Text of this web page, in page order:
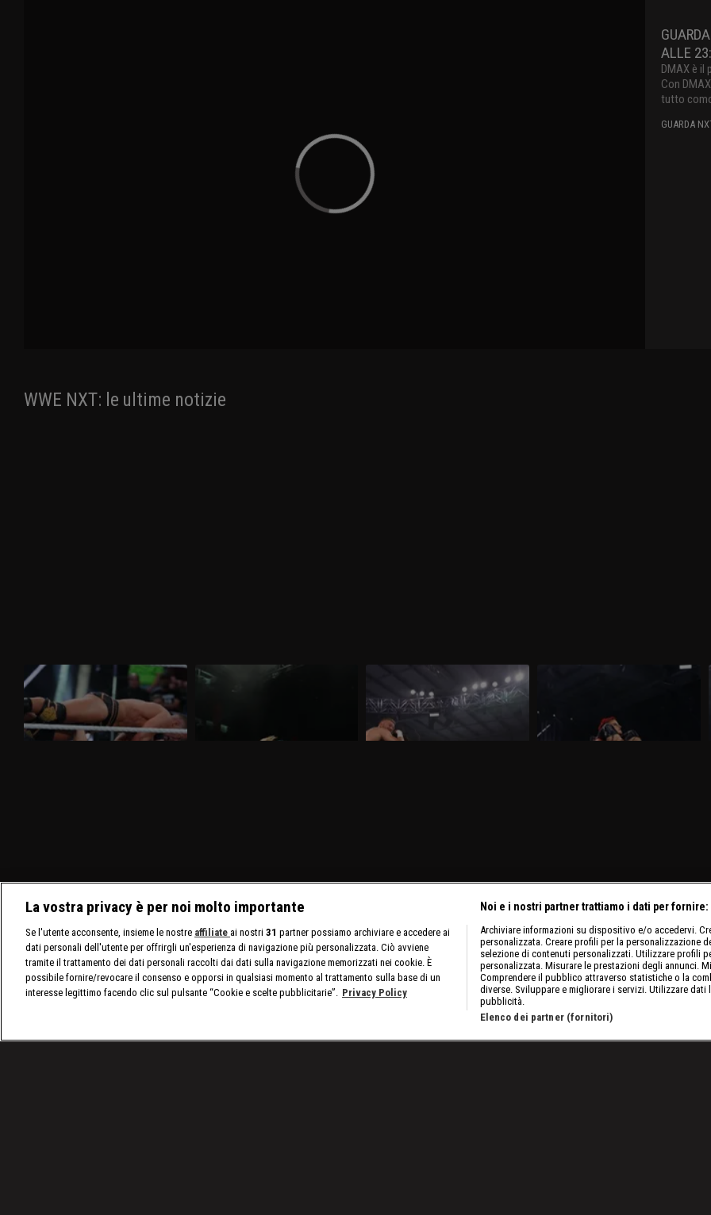
ALLE
DMAX è il
Con
tutto
GUARDA
WWE NXT: le ultime notizie
WWE NXT 24 marzo 2026: Saints e
D'Angelo a confronto
Nella puntata di NXT del 24 marzo,visibile
su discovery+, si affrontano Ricky Saints
e Tony D'Angelo. Gauntlet Match per
stabilire il prossimo avversario di Myles
WWE NXT 17 marzo 2026: tutti i
titoli femminili in palio
Jacy Jayne, Sol Ruca e Zaria per il titolo
assoluto. Tatum Paxley e Izzi Dame si
WWE NXT 10 marzo 2026: i primi
sfidanti per lo Speed
Nella puntata di NXT del 10 marzo,
visibile su discovery+, sono in
programma due N.1 Contender's Match,
per lo Speed Championship maschile e
su discovery+, Zaria sfida Jacy Jayne per
il titolo femminile.
La vostra privacy è per noi molto importante
Se l'utente acconsente, insieme le nostre affiliate ai nostri 31 partner possiamo archiviare e accedere ai
dati personali dell'utente per offrirgli un'esperienza di navigazione più personalizzata. Ciò avviene
tramite il trattamento dei dati personali raccolti dai dati sulla navigazione memorizzati nei cookie. È
possibile fornire/revocare il consenso e opporsi in qualsiasi momento al trattamento sulla base di un
interesse legittimo facendo clic sul pulsante “Cookie e scelte pubblicitarie”. Privacy Policy
Noi e i nostri partner trattiamo i dati per fornire:
Archiviare informazioni su dispositivo e/o accedervi.
personalizzata. Creare profili per la personalizzazione
selezione di contenuti personalizzati. Utilizzare profili
personalizzata. Misurare le prestazioni degli annunci.
Comprendere il pubblico attraverso statistiche o la
diverse. Sviluppare e migliorare i servizi. Utilizzare dati
pubblicità.
Elenco dei partner (fornitori)